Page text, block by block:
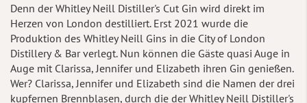
Denn der Whitley Neill Distiller's Cut Gin wird direkt im
Herzen von London destilliert. Erst 2021 wurde die
Produktion des Whitley Neill Gins in die City of London
Distillery & Bar verlegt. Nun können die Gäste quasi Auge in
Auge mit Clarissa, Jennifer und Elizabeth ihren Gin genießen.
Wer? Clarissa, Jennifer und Elizabeth sind die Namen der drei
kupfernen Brennblasen, durch die der Whitley Neill Distiller's